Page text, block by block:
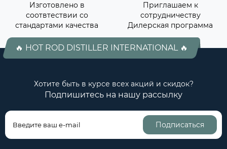
Изготовлено в
соотвтествии со
стандартами качества
Приглашаем к
сотрудничеству
Дилерская программа
🔥 HOT ROD DISTILLER INTERNATIONAL 🔥
Хотите быть в курсе всех акций и скидок?
Подпишитесь на нашу рассылку
Подписаться